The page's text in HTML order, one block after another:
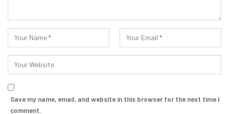
Save my name, email, and website in this browser for the next time I
comment.